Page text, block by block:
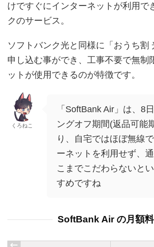
けですぐにインターネットが利用で
クのサービス。
ソフトバンク光と同様に「おうち割
申し込む事ができ、工事不要で無制
ットが使用できるのが特徴です。
くろねこ
「SoftBank Air」は、8
ングオフ期間(返品可能
り、自宅ではほぼ無線
ーネットを利用せず、
こまでこだわらないと
すめですね
SoftBank Air の月額